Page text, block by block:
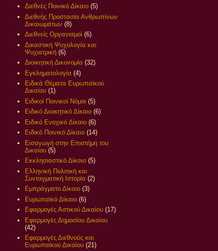
Διεθνές Ποινικό Δίκαιο (5)
Διεθνής Προστασία Ανθρωπίνων
Δικαιωμάτων (8)
Διεθνείς Οργανισμοί (6)
Δικαστική Ψυχολογία και
Ψυχιατρική (6)
Διοικητική Δικονομία (32)
Εγκληματολογία (4)
Ειδικά Θέματα Ευρωπαϊκού
Δικαίου (1)
Ειδικοί Ποινικοί Νόμοι (5)
Ειδικό Διοικητικό Δίκαιο (6)
Ειδικό Ενοχικό Δίκαιο (6)
Ειδικό Ποινικό Δίκαιο (14)
Εισαγωγή στην Επιστήμη του
Δικαίου (5)
Εκκλησιαστικό Δίκαιο (5)
Ελληνική Πολιτική και
Συνταγματική Ιστορία (2)
Εμπράγματο Δίκαιο (3)
Ευρωπαϊκό Δίκαιο (6)
Εφαρμογές Αστικού Δικαίου (17)
Εφαρμογές Δημοσίου Δικαίου
(42)
Εφαρμογές Διεθνούς και
Ευρωπαϊκού Δικαίου (21)